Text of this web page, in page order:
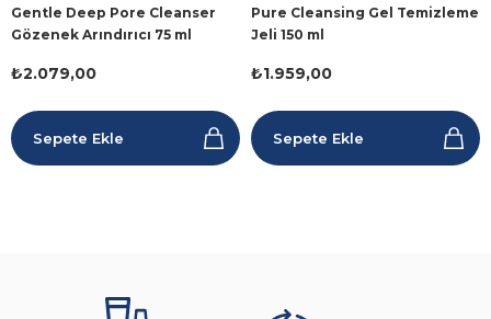
Gentle Deep Pore Cleanser
Gözenek Arındırıcı 75 ml
₺2.079,00
Sepete Ekle
Pure Cleansing Gel Temizleme
Jeli 150 ml
₺1.959,00
Sepete Ekle